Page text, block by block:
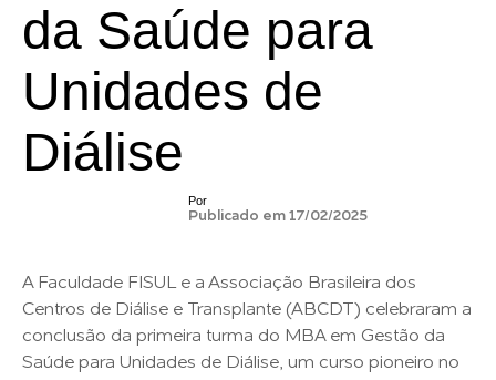
da Saúde para
Unidades de
Diálise
Por
Publicado em 17/02/2025
A Faculdade FISUL e a Associação Brasileira dos
Centros de Diálise e Transplante (ABCDT) celebraram a
conclusão da primeira turma do MBA em Gestão da
Saúde para Unidades de Diálise, um curso pioneiro no